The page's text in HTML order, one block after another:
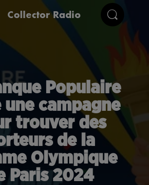
Collector Radio
Populaire
une campagne
trouver des
de la
Olympique
Paris 2024